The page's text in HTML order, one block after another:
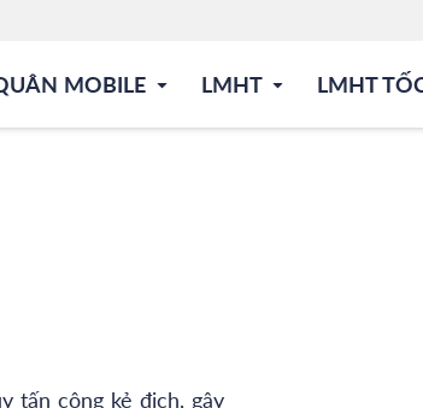
MOBILE LMHT LMHT
tấn công kẻ địch, gây